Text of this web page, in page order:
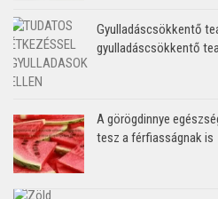
Gyulladáscsökkentő
gyulladáscsökkentő
A görögdinnye
tesz a férfiasságnak is